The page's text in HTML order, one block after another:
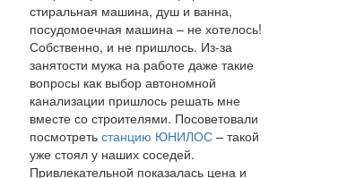
стиральная машина, душ и ванна,
посудомоечная машина – не хотелось!
Собственно, и не пришлось. Из-за
занятости мужа на работе даже такие
вопросы как выбор автономной
канализации пришлось решать мне
вместе со строителями. Посоветовали
посмотреть станцию ЮНИЛОС– такой
уже стоял у наших соседей.
Привлекательной показалась цена и